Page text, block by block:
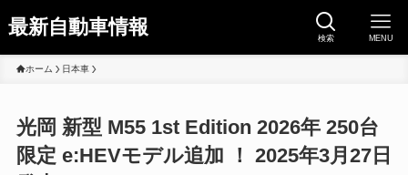
最新自動車情報 検索 MENU
ホーム 日本車
光岡 新型 M55 1st Edition 2026年 250台
限定 e:HEVモデル追加 ！ 2025年3月27日